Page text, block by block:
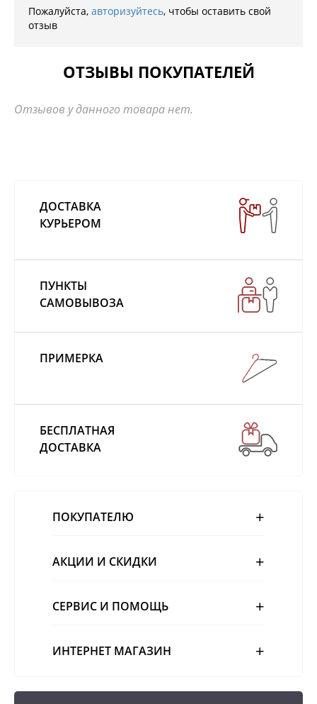
Пожалуйста, авторизуйтесь, чтобы оставить свой
отзыв
ОТЗЫВЫ ПОКУПАТЕЛЕЙ
Отзывов у данного товара нет.
ДОСТАВКА
КУРЬЕРОМ
ПУНКТЫ
САМОВЫВОЗА
ПРИМЕРКА
БЕСПЛАТНАЯ
ДОСТАВКА
ПОКУПАТЕЛЮ
АКЦИИ И СКИДКИ
СЕРВИС И ПОМОЩЬ
ИНТЕРНЕТ МАГАЗИН